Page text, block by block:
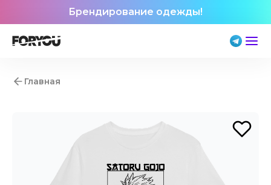
Брендирование одежды!
Главная